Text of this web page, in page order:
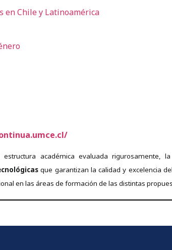
en Chile y Latinoamérica
académica evaluada rigurosamente,
que garantizan la calidad y excelencia
en las áreas de formación de las distintas